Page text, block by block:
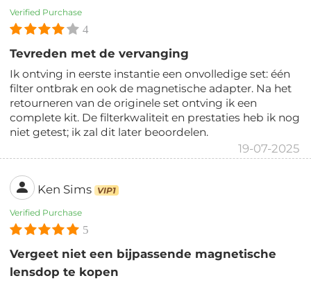
Verified Purchase
4
Tevreden met de vervanging
Ik ontving in eerste instantie een onvolledige set: één
filter ontbrak en ook de magnetische adapter. Na het
retourneren van de originele set ontving ik een
complete kit. De filterkwaliteit en prestaties heb ik nog
niet getest; ik zal dit later beoordelen.
19-07-2025
Ken Sims VIP1
Verified Purchase
5
Vergeet niet een bijpassende magnetische
lensdop te kopen